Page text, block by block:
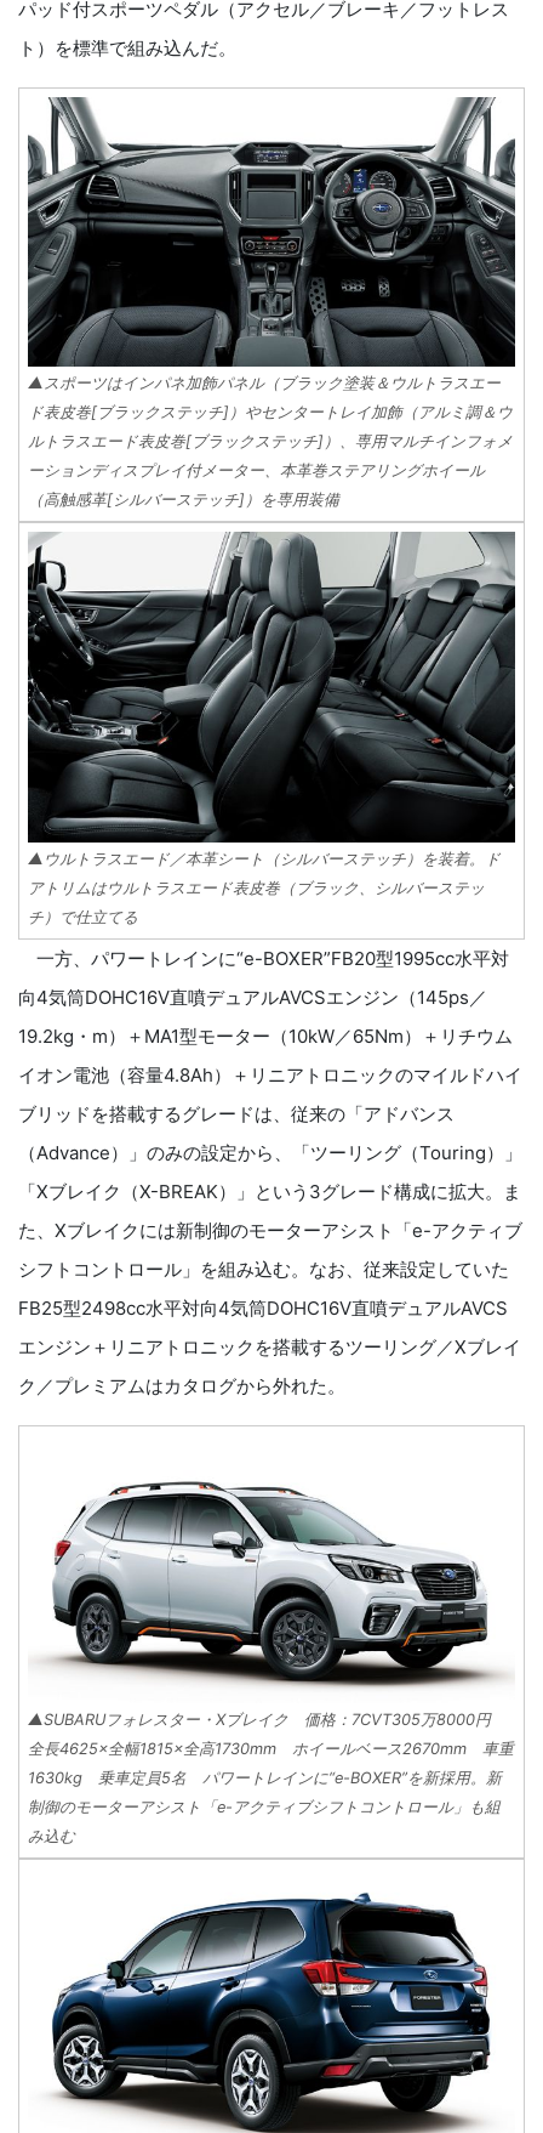
パッド付スポーツペダル（アクセル／ブレーキ／フットレス
ト）を標準で組み込んだ。
▲スポーツはインパネ加飾パネル（ブラック塗装＆ウルトラスエー
ド表皮巻[ブラックステッチ]）やセンタートレイ加飾（アルミ調＆ウ
ルトラスエード表皮巻[ブラックステッチ]）、専用マルチインフォメ
ーションディスプレイ付メーター、本革巻ステアリングホイール
（高触感革[シルバーステッチ]）を専用装備
▲ウルトラスエード／本革シート（シルバーステッチ）を装着。ド
アトリムはウルトラスエード表皮巻（ブラック、シルバーステッ
チ）で仕立てる
一方、パワートレインに“e-BOXER”FB20型1995cc水平対
向4気筒DOHC16V直噴デュアルAVCSエンジン（145ps／
19.2kg・m）＋MA1型モーター（10kW／65Nm）＋リチウム
イオン電池（容量4.8Ah）＋リニアトロニックのマイルドハイ
ブリッドを搭載するグレードは、従来の「アドバンス
（Advance）」のみの設定から、「ツーリング（Touring）」
「Xブレイク（X-BREAK）」という3グレード構成に拡大。ま
た、Xブレイクには新制御のモーターアシスト「e-アクティブ
シフトコントロール」を組み込む。なお、従来設定していた
FB25型2498cc水平対向4気筒DOHC16V直噴デュアルAVCS
エンジン＋リニアトロニックを搭載するツーリング／Xブレイ
ク／プレミアムはカタログから外れた。
▲SUBARUフォレスター・Xブレイク 価格：7CVT305万8000円
全長4625×全幅1815×全高1730mm ホイールベース2670mm 車重
1630kg 乗車定員5名 パワートレインに“e-BOXER”を新採用。新
制御のモーターアシスト「e-アクティブシフトコントロール」も組
み込む